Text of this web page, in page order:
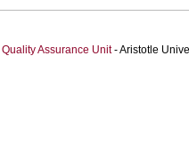
Quality Assurance Unit- Aristotle